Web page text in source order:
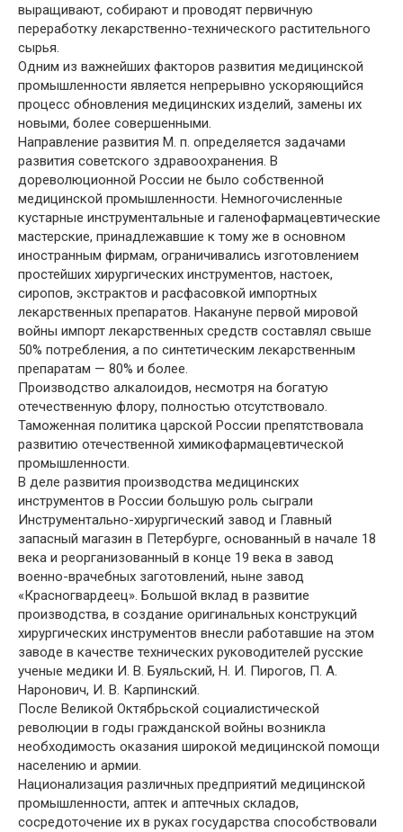
выращивают, собирают и проводят первичную
переработку лекарственно-технического растительного
сырья.
Одним из важнейших факторов развития медицинской
промышленности является непрерывно ускоряющийся
процесс обновления медицинских изделий, замены их
новыми, более совершенными.
Направление развития М. п. определяется задачами
развития советского здравоохранения. В
дореволюционной России не было собственной
медицинской промышленности. Немногочисленные
кустарные инструментальные и галенофармацевтические
мастерские, принадлежавшие к тому же в основном
иностранным фирмам, ограничивались изготовлением
простейших хирургических инструментов, настоек,
сиропов, экстрактов и расфасовкой импортных
лекарственных препаратов. Накануне первой мировой
войны импорт лекарственных средств составлял свыше
50% потребления, а по синтетическим лекарственным
препаратам — 80% и более.
Производство алкалоидов, несмотря на богатую
отечественную флору, полностью отсутствовало.
Таможенная политика царской России препятствовала
развитию отечественной химикофармацевтической
промышленности.
В деле развития производства медицинских
инструментов в России большую роль сыграли
Инструментально-хирургический завод и Главный
запасный магазин в Петербурге, основанный в начале 18
века и реорганизованный в конце 19 века в завод
военно-врачебных заготовлений, ныне завод
«Красногвардеец». Большой вклад в развитие
производства, в создание оригинальных конструкций
хирургических инструментов внесли работавшие на этом
заводе в качестве технических руководителей русские
ученые медики И. В. Буяльский, Н. И. Пирогов, П. А.
Наронович, И. В. Карпинский.
После Великой Октябрьской социалистической
революции в годы гражданской войны возникла
необходимость оказания широкой медицинской помощи
населению и армии.
Национализация различных предприятий медицинской
промышленности, аптек и аптечных складов,
сосредоточение их в руках государства способствовали